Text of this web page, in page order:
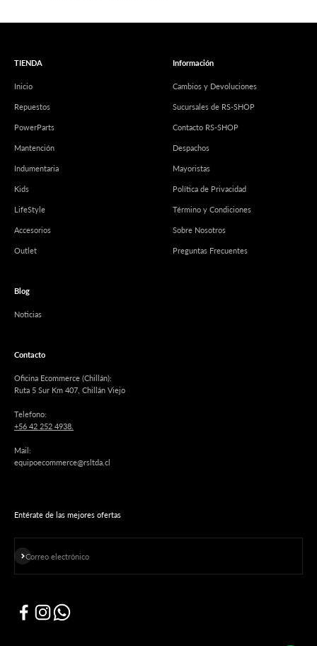
TIENDA
Inicio
Repuestos
PowerParts
Mantención
Indumentaria
Kids
LifeStyle
Accesorios
Outlet
Información
Cambios y Devoluciones
Sucursales de RS-SHOP
Contacto RS-SHOP
Despachos
Mayoristas
Política de Privacidad
Término y Condiciones
Sobre Nosotros
Preguntas Frecuentes
Blog
Noticias
Contacto
Oficina Ecommerce (Chillán):
Ruta 5 Sur Km 407, Chillán Viejo
Telefono:
+56 42 252 4938.
Mail:
equipoecommerce@rsltda.cl
Entérate de las mejores ofertas
Correo electrónico
Suscribirse